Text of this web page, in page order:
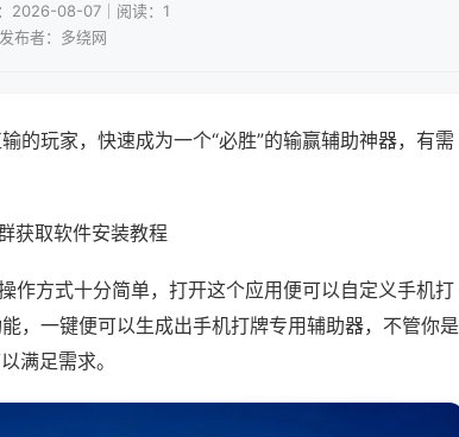
2026-08-07｜阅读：1
发布者：多绕网
的玩家，快速成为一个“必胜”的输赢辅助神器，有需
获取软件安装教程
作方式十分简单，打开这个应用便可以自定义手机打
，一键便可以生成出手机打牌专用辅助器，不管你是
满足需求。